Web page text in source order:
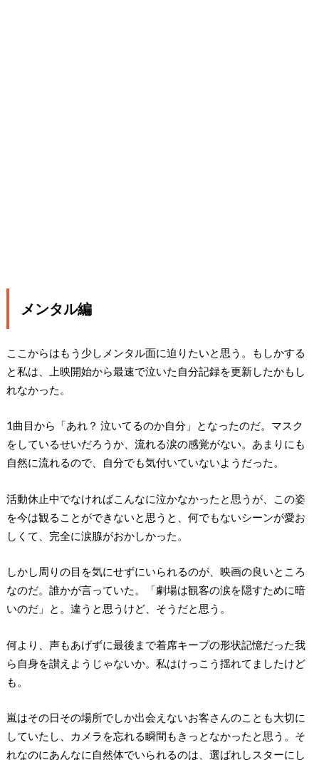
メンタル編
ここからはもう少しメンタル面に迫りたいと思う。もしかする
と私は、上映開始から最速で泣いた自分記録を更新したかもし
れなかった。
1曲目から「あれ？ 泣いてるのか自分」となったのだ。マスク
をしているせいだろうか、流れる涙の感覚がない。あまりにも
自然に流れるので、自分でも気付いていないようだった。
活動休止中でなければこんなに泣かなかったと思うが、この姿
を今は観ることができないと思うと、何でもないシーンが愛お
しくて、完全に涙腺がおかしかった。
しかし周りの目を気にせずにいられるのが、映画の良いところ
なのだ。誰かが言っていた。「劇場は観客の涙を隠すために暗
いのだ」と。違うと思うけど、そうだと思う。
何より、声もあげずに最後まで着席キープの形状記憶だった我
ら自身を讃えようじゃないか。私はけっこう揺れてましたけど
も。
嵐はその日その場所でしか出会えないお客さんのことも大切に
していたし、カメラを忘れる瞬間もきっとなかったと思う。そ
れなのにあんなに自然体でいられるのは、選ばれしスターにし